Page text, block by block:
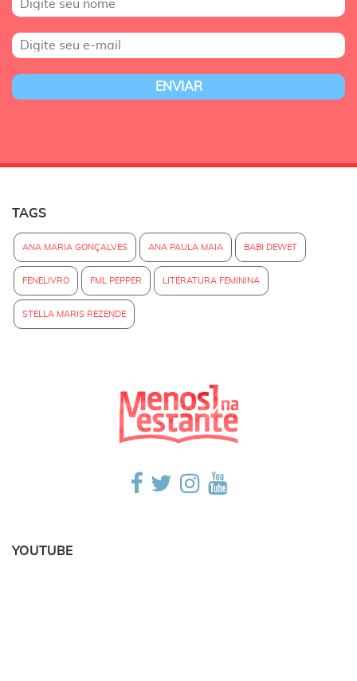
TAGS
ANA MARIA GONÇALVES ANA PAULA MAIA BABI DEWET
FENELIVRO FML PEPPER LITERATURA FEMININA
STELLA MARIS REZENDE
YOUTUBE